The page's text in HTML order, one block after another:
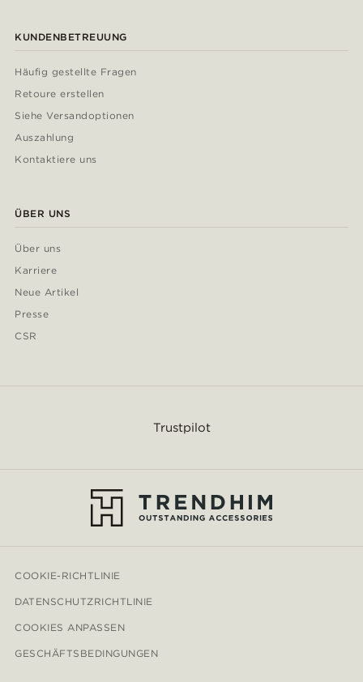
KUNDENBETREUUNG
Häufig gestellte Fragen
Retoure erstellen
Siehe Versandoptionen
Auszahlung
Kontaktiere uns
ÜBER UNS
Über uns
Karriere
Neue Artikel
Presse
CSR
Trustpilot
COOKIE-RICHTLINIE
DATENSCHUTZRICHTLINIE
COOKIES ANPASSEN
GESCHÄFTSBEDINGUNGEN